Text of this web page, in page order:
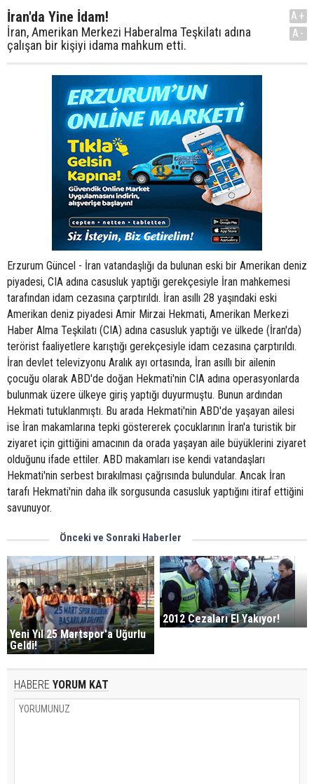
İran'da Yine İdam!
İran, Amerikan Merkezi Haberalma Teşkilatı adına
çalışan bir kişiyi idama mahkum etti.
A+
A-
Erzurum Güncel - İran vatandaşlığı da bulunan eski bir Amerikan deniz
piyadesi, CIA adına casusluk yaptığı gerekçesiyle İran mahkemesi
tarafından idam cezasına çarptırıldı. İran asıllı 28 yaşındaki eski
Amerikan deniz piyadesi Amir Mirzai Hekmati, Amerikan Merkezi
Haber Alma Teşkilatı (CIA) adına casusluk yaptığı ve ülkede (İran'da)
terörist faaliyetlere karıştığı gerekçesiyle idam cezasına çarptırıldı.
İran devlet televizyonu Aralık ayı ortasında, İran asıllı bir ailenin
çocuğu olarak ABD'de doğan Hekmati'nin CIA adına operasyonlarda
bulunmak üzere ülkeye giriş yaptığı duyurmuştu. Bunun ardından
Hekmati tutuklanmıştı. Bu arada Hekmati'nin ABD'de yaşayan ailesi
ise İran makamlarına tepki göstererek çocuklarının İran'a turistik bir
ziyaret için gittiğini amacının da orada yaşayan aile büyüklerini ziyaret
olduğunu ifade ettiler. ABD makamları ise kendi vatandaşları
Hekmati'nin serbest bırakılması çağrısında bulundular. Ancak İran
tarafı Hekmati'nin daha ilk sorgusunda casusluk yaptığını itiraf ettiğini
savunuyor.
Önceki ve Sonraki Haberler
Yeni Yıl 25 Martspor'a Uğurlu
Geldi!
2012 Cezaları El Yakıyor!
HABERE YORUM KAT